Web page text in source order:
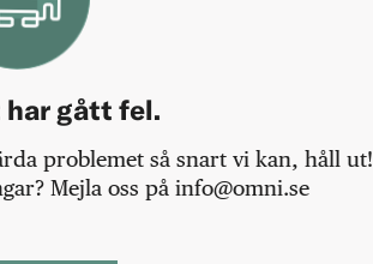
har gått fel.
problemet så snart vi kan, håll ut!
Mejla oss på info@omni.se